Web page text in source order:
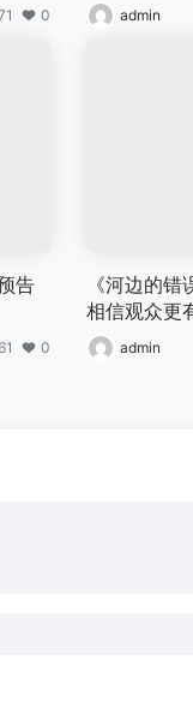
0 admin
告
0
《河边的
相信观众更
admin